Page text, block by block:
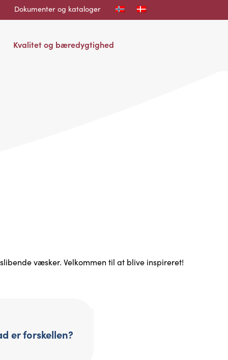
Dokumenter og kataloger
Kvalitet og bæredygtighed
væsker. Velkommen til at blive inspireret!
er forskellen?